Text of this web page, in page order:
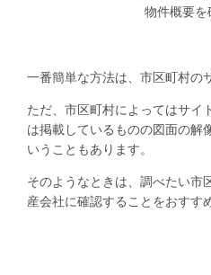
物件概要を
一番簡単な方法は、市区町村の
ただ、市区町村によってはサイ
は掲載しているものの図面の解
いうこともあります。
そのようなときは、調べたい市
産会社に確認することをおすす